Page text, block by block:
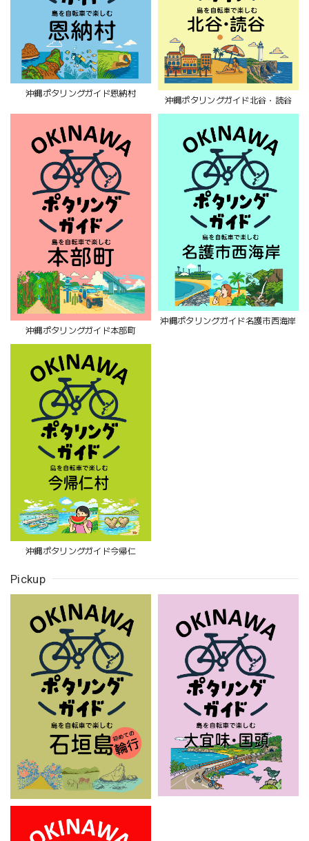
沖縄ポタリングガイド恩納村
沖縄ポタリングガイド北谷・読谷
沖縄ポタリングガイド本部町
沖縄ポタリングガイド名護市西海岸
沖縄ポタリングガイド今帰仁
Pickup